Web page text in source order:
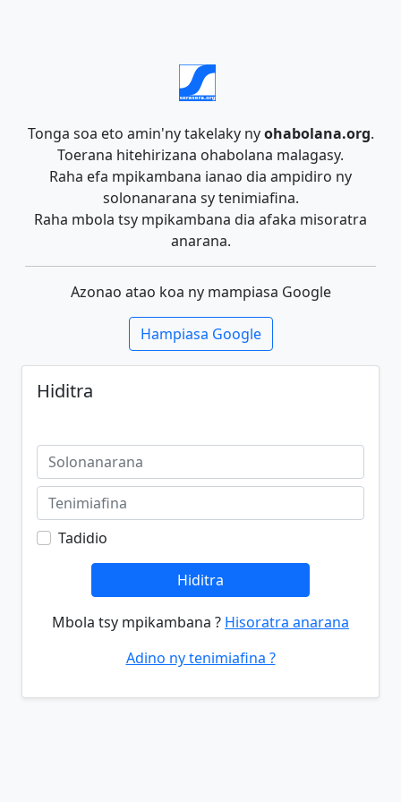
Tonga soa eto amin'ny takelaky nyohabolana.org.
Toerana hitehirizana ohabolana malagasy.
Raha efa mpikambana ianao dia ampidiro ny
solonanarana sy tenimiafina.
Raha mbola tsy mpikambana dia afaka misoratra
anarana.
Azonao atao koa ny mampiasa Google
Hampiasa Google
Hiditra
Tadidio
Hiditra
Mbola tsy mpikambana ? Hisoratra anarana
Adino ny tenimiafina ?